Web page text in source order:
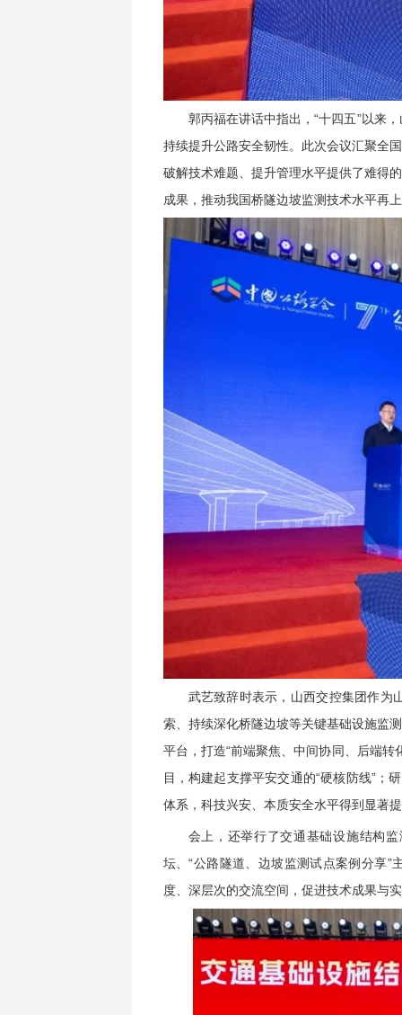
郭丙福在讲话中指出，“十四五”以来
持续提升公路安全韧性。此次会议汇聚全
破解技术难题、提升管理水平提供了难得
成果，推动我国桥隧边坡监测技术水平再
武艺致辞时表示，山西交控集团作为
索、持续深化桥隧边坡等关键基础设施监
平台，打造“前端聚焦、中间协同、后端
目，构建起支撑平安交通的“硬核防线”；
体系，科技兴安、本质安全水平得到显著
会上，还举行了交通基础设施结构
坛、“公路隧道、边坡监测试点案例分享”
度、深层次的交流空间，促进技术成果与